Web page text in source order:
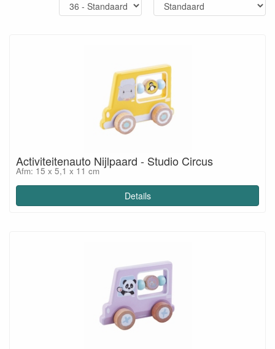
Activiteitenauto Nijlpaard - Studio Circus
Afm: 15 x 5,1 x 11 cm
Details